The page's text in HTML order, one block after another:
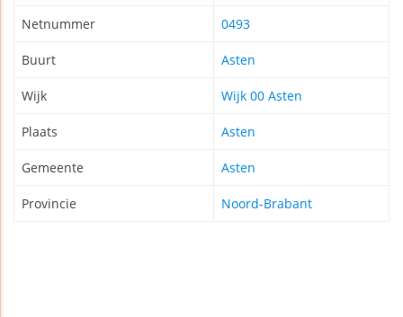
Netnummer 0493
Buurt Asten
Wijk Wijk 00 Asten
Plaats Asten
Gemeente Asten
Provincie Noord-Brabant